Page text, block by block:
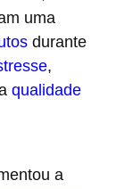
uma
durante
,
qualidade
a